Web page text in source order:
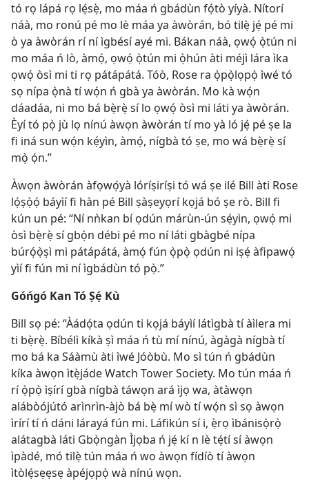
tó rọ lápá rọ lẹ́sẹ̀, mo máa ń gbádùn fọ́tò yíyà. Nítorí
náà, mo ronú pé mo lè máa ya àwòrán, bó tilẹ̀ jẹ́ pé mi
ò ya àwòrán rí ní ìgbésí ayé mi. Bákan náà, ọwọ́ ọ̀tún ni
mo máa ń lò, àmọ́, ọwọ́ ọ̀tún mi ọ̀hún àti méjì lára ìka
ọwọ́ òsì mi ti rọ pátápátá. Tóò, Rose ra ọ̀pọ̀lọpọ̀ ìwé tó
sọ nípa ọ̀nà tí wọ́n ń gbà ya àwòrán. Mo kà wọ́n
dáadáa, ni mo bá bẹ̀rẹ̀ sí lo ọwọ́ òsì mi láti ya àwòrán.
Èyí tó pọ̀ jù lọ nínú àwọn àwòrán tí mo yà ló jẹ́ pé ṣe la
fi iná sun wọ́n kẹ́yìn, àmọ́, nígbà tó ṣe, mo wá bẹ̀rẹ̀ sí
mọ̀ ọ́n.”
Àwọn àwòrán àfọwọ́yà lóríṣiríṣi tó wá ṣe ilé Bill àti Rose
lọ́ṣọ̀ọ́ báyìí fi hàn pé Bill ṣàṣeyọrí kọjá bó ṣe rò. Bill fi
kún un pé: “Ní nǹkan bí ọdún márùn-ún sẹ́yìn, ọwọ́ mi
òsì bẹ̀rẹ̀ sí gbọ̀n débi pé mo ní láti gbàgbé nípa
búrọ́ọ̀ṣì mi pátápátá, àmọ́ fún ọ̀pọ̀ ọdún ni iṣẹ́ àfipawọ́
yìí fi fún mi ní ìgbádùn tó pọ̀.”
Góńgó Kan Tó Ṣẹ́ Kù
Bill sọ pé: “Àádọ́ta ọdún ti kọjá báyìí látìgbà tí àìlera mi
ti bẹ̀rẹ̀. Bíbélì kíkà ṣì máa ń tù mí nínú, àgàgà nígbà tí
mo bá ka Sáàmù àti ìwé Jóòbù. Mo sì tún ń gbádùn
kíka àwọn ìtẹ̀jáde Watch Tower Society. Mo tún máa ń
rí ọ̀pọ̀ ìṣírí gbà nígbà táwọn ará ìjọ wa, àtàwọn
alábòójútó arìnrìn-àjò bá bẹ̀ mí wò tí wọ́n sì sọ àwọn
ìrírí tí ń dáni lárayá fún mi. Láfikún sí i, ẹ̀rọ ìbánisọ̀rọ̀
alátagbà láti Gbọ̀ngàn Ìjọba ń jẹ́ kí n lè tẹ́tí sí àwọn
ìpàdé, mó tilẹ̀ tún máa ń wo àwọn fídíò tí àwọn
ìtòlẹ́sẹẹsẹ àpéjọpọ̀ wà nínú wọn.